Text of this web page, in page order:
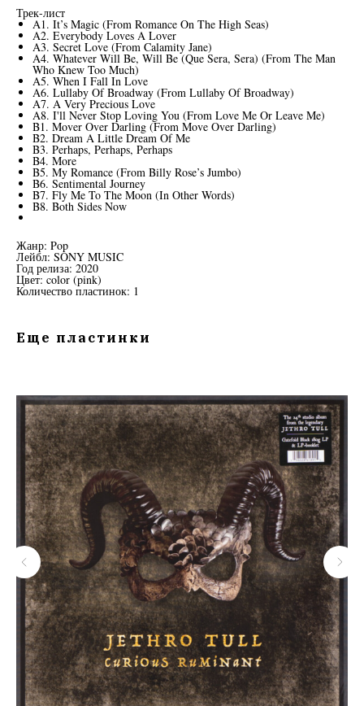
Трек-лист
A1. It’s Magic (From Romance On The High Seas)
A2. Everybody Loves A Lover
A3. Secret Love (From Calamity Jane)
A4. Whatever Will Be, Will Be (Que Sera, Sera) (From The Man
Who Knew Too Much)
A5. When I Fall In Love
A6. Lullaby Of Broadway (From Lullaby Of Broadway)
A7. A Very Precious Love
A8. I'll Never Stop Loving You (From Love Me Or Leave Me)
B1. Mover Over Darling (From Move Over Darling)
B2. Dream A Little Dream Of Me
B3. Perhaps, Perhaps, Perhaps
B4. More
B5. My Romance (From Billy Rose’s Jumbo)
B6. Sentimental Journey
B7. Fly Me To The Moon (In Other Words)
B8. Both Sides Now
Жанр: Pop
Лейбл: SONY MUSIC
Год релиза: 2020
Цвет: color (pink)
Количество пластинок: 1
Еще пластинки